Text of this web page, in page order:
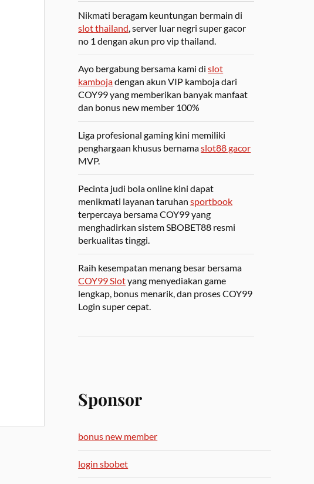
Nikmati beragam keuntungan bermain di
slot thailand, server luar negri super gacor
no 1 dengan akun pro vip thailand.
Ayo bergabung bersama kami dislot
kambojadengan akun VIP kamboja dari
COY99 yang memberikan banyak manfaat
dan bonus new member 100%
Liga profesional gaming kini memiliki
penghargaan khusus bernamaslot88 gacor
MVP.
Pecinta judi bola online kini dapat
menikmati layanan taruhansportbook
terpercaya bersama COY99 yang
menghadirkan sistem SBOBET88 resmi
berkualitas tinggi.
Raih kesempatan menang besar bersama
COY99 Slotyang menyediakan game
lengkap, bonus menarik, dan proses COY99
Login super cepat.
Sponsor
bonus new member
login sbobet